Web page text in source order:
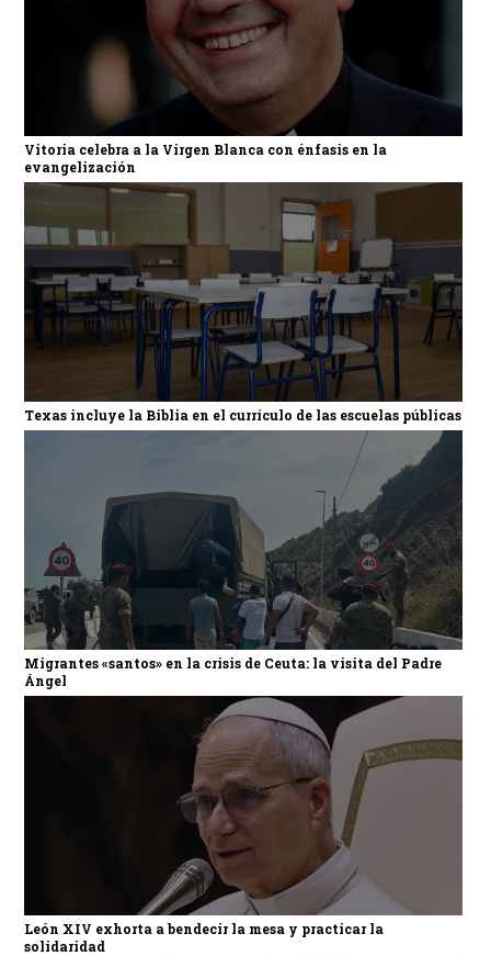
Vitoria celebra a la Virgen Blanca con énfasis en la
evangelización
Texas incluye la Biblia en el currículo de las escuelas públicas
Migrantes «santos» en la crisis de Ceuta: la visita del Padre
Ángel
León XIV exhorta a bendecir la mesa y practicar la
solidaridad